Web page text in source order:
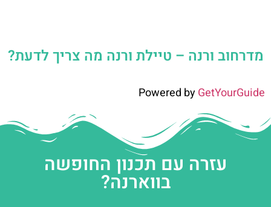
מדרחוב ורנה – טיילת ורנה מה צריך לדעת?
Powered byGetYourGuide
עזרה עם תכנון החופשה
בווארנה?